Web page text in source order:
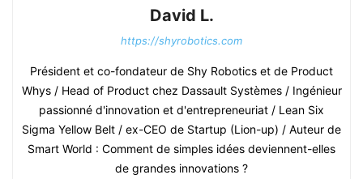
David L.
https://shyrobotics.com
Président et co-fondateur de Shy Robotics et de Product
Whys / Head of Product chez Dassault Systèmes / Ingénieur
passionné d'innovation et d'entrepreneuriat / Lean Six
Sigma Yellow Belt / ex-CEO de Startup (Lion-up) / Auteur de
Smart World : Comment de simples idées deviennent-elles
de grandes innovations ?